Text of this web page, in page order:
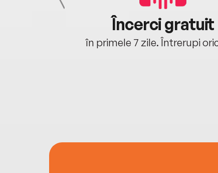
Încerci gratuit
în primele 7 zile. Întrerupi